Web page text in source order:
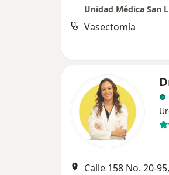
Unidad Médica San
Vasectomía
Calle 158 No. 20-